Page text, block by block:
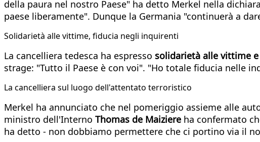
della paura nel nostro Paese" ha detto Merkel nella
paese liberamente". Dunque la Germania "continuerà a
Solidarietà alle vittime, fiducia negli inquirenti
La cancelliera tedesca ha espresso solidarietà alle vittime
strage: "Tutto il Paese è con voi". "Ho totale fiducia nelle
La cancelliera sul luogo dell'attentato terroristico
Merkel ha annunciato che nel pomeriggio assieme alle
ministro dell'Interno Thomas de Maiziere ha confermato
ha detto - non dobbiamo permettere che ci portino via il